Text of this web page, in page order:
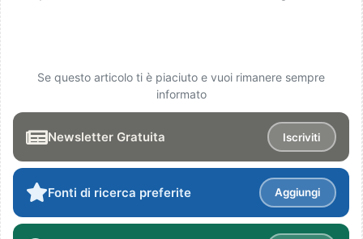
Se questo articolo ti è piaciuto e vuoi rimanere sempre
informato
Newsletter Gratuita Iscriviti
Fonti di ricerca preferite Aggiungi